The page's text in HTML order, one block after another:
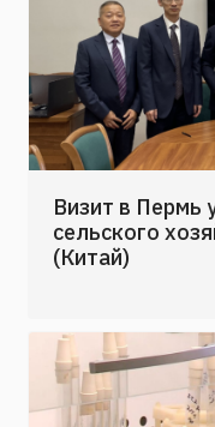
Визит в Пермь
сельского
(Китай)